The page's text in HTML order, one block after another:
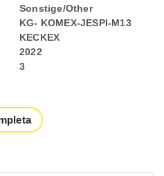
Sonstige/Other
KG- KOMEX-JESPI-M13
KECKEX
2022
3